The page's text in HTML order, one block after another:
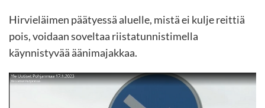
Hirvieläimen päätyessä aluelle, mistä ei kulje reittiä
pois, voidaan soveltaa riistatunnistimella
käynnistyvää äänimajakkaa.